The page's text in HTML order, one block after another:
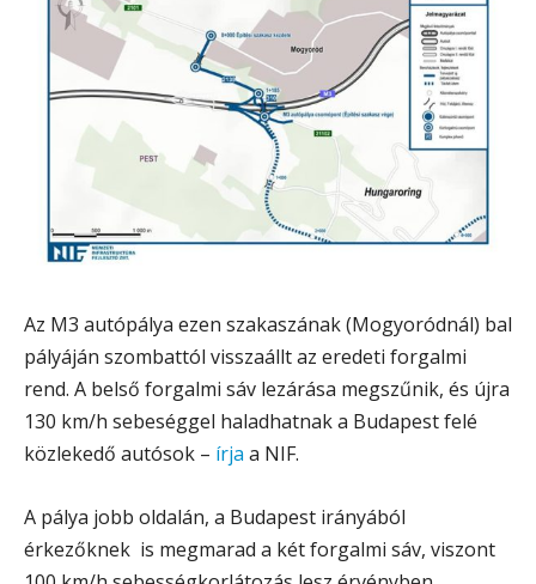
Az M3 autópálya ezen szakaszának (Mogyoródnál) bal
pályáján szombattól visszaállt az eredeti forgalmi
rend. A belső forgalmi sáv lezárása megszűnik, és újra
130 km/h sebeséggel haladhatnak a Budapest felé
közlekedő autósok – írja a NIF.
A pálya jobb oldalán, a Budapest irányából
érkezőknek is megmarad a két forgalmi sáv, viszont